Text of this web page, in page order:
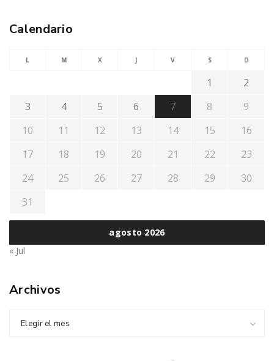
Calendario
agosto 2026
L M X J V S D
1
2
3
4 5 6 7 8
9
10
11 12 13 14 15
16
17
18 19 20 21 22
23
24
25 26 27 28 29
30
31
« Jul
Archivos
Elegir el mes